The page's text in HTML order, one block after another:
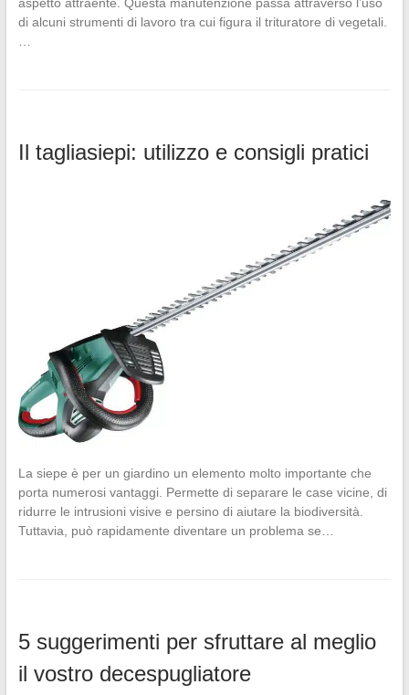
di alcuni strumenti di lavoro tra cui figura il trituratore di vegetali.
Il tagliasiepi: utilizzo e consigli pratici
La siepe è per un giardino un elemento molto importante che
porta numerosi vantaggi. Permette di separare le case vicine, di
ridurre le intrusioni visive e persino di aiutare la biodiversità.
Tuttavia, può rapidamente diventare un problema se…
5 suggerimenti per sfruttare al meglio
il vostro decespugliatore